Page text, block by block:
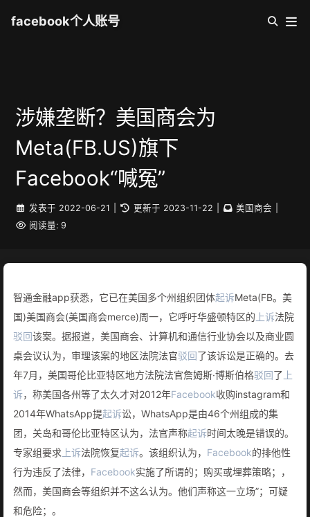
facebook个人账号
涉嫌垄断？美国商会为
Meta(FB.US)旗下
Facebook“喊冤”
发表于 2022-06-21 更新于 2023-11-22 美国商会
阅读量: 9
智通金融app获悉，它已在美国多个州组织团体起诉Meta(FB。美
国)美国商会(美国商会merce)周一，它呼吁华盛顿特区的 上诉法院
驳回该案。据报道，美国商会、计算机和通信行业协会以及商业圆
桌会议认为，审理该案的地区法院法官驳回了该诉讼是正确的。去
年7月，美国哥伦比亚特区地方法院法官詹姆斯·博斯伯格驳回了 上
诉，称美国各州等了太久才对2012年Facebook收购instagram和
2014年WhatsApp提起诉讼，WhatsApp是由46个州组成的集
团，关岛和哥伦比亚特区认为，法官声称起诉时间太晚是错误的。
专家组要求 上诉法院恢复起诉。该组织认为， Facebook的排他性
行为违反了法律， Facebook实施了所谓的；购买或埋葬策略；，
然而，美国商会等组织并不这么认为。他们声称这一立场”；可疑
和危险；。